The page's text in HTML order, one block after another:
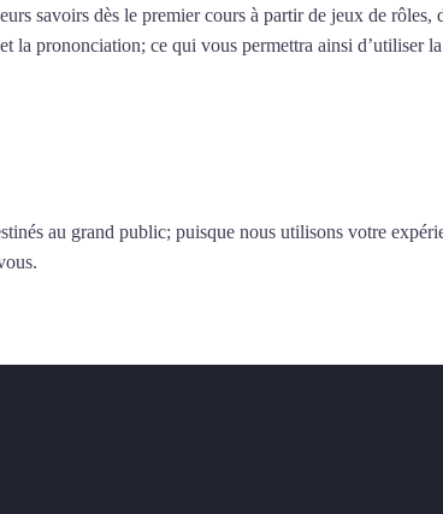
savoirs dès le premier cours à partir de jeux de rôles,
prononciation; ce qui vous permettra ainsi d’utiliser
au grand public; puisque nous utilisons votre